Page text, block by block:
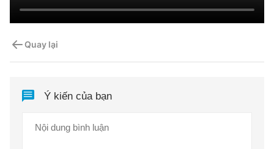
Quay lại
Ý kiến của bạn